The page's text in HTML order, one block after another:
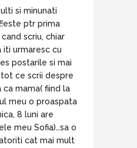
si minunati
ptr prima
scriu, chiar
iti urmaresc cu
postarile si mai
ce scrii despre
ca mama( fiind la
meu o proaspata
8 luni are
meu Sofia)…sa o
cat mai mult